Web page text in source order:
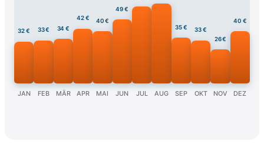
32 €
JAN
33 €
FEB
34 €
MÄR
42 €
APR
40 €
MAI
49 €
JUN JUL AUG
35 €
SEP
33 €
OKT
26 €
NOV
40 €
DEZ